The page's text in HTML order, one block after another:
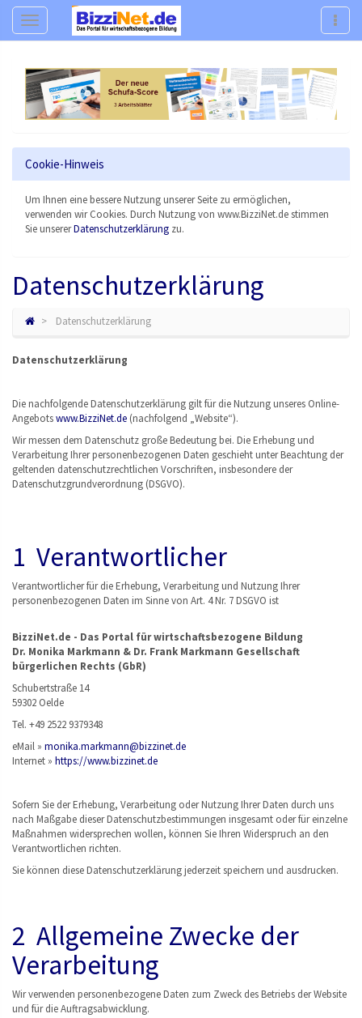
Navigation
Cookie-Hinweis
Um Ihnen eine bessere Nutzung unserer Seite zu ermöglichen,
verwenden wir Cookies. Durch Nutzung von www.BizziNet.de stimmen
Sie unsererDatenschutzerklärung zu.
Datenschutzerklärung
Datenschutzerklärung
Datenschutzerklärung
Die nachfolgende Datenschutzerklärung gilt für die Nutzung unseres Online-
Angebotswww.BizziNet.de (nachfolgend „Website“).
Wir messen dem Datenschutz große Bedeutung bei. Die Erhebung und
Verarbeitung Ihrer personenbezogenen Daten geschieht unter Beachtung der
geltenden datenschutzrechtlichen Vorschriften, insbesondere der
Datenschutzgrundverordnung (DSGVO).
1 Verantwortlicher
Verantwortlicher für die Erhebung, Verarbeitung und Nutzung Ihrer
personenbezogenen Daten im Sinne von Art. 4 Nr. 7 DSGVO ist
BizziNet.de - Das Portal für wirtschaftsbezogene Bildung
Dr. Monika Markmann & Dr. Frank Markmann Gesellschaft
bürgerlichen Rechts (GbR)
Schubertstraße 14
59302 Oelde
Tel. +49 2522 9379348
eMail » monika.markmann@bizzinet.de
Internet » https://www.bizzinet.de
Sofern Sie der Erhebung, Verarbeitung oder Nutzung Ihrer Daten durch uns
nach Maßgabe dieser Datenschutzbestimmungen insgesamt oder für einzelne
Maßnahmen widersprechen wollen, können Sie Ihren Widerspruch an den
Verantwortlichen richten.
Sie können diese Datenschutzerklärung jederzeit speichern und ausdrucken.
2 Allgemeine Zwecke der
Verarbeitung
Wir verwenden personenbezogene Daten zum Zweck des Betriebs der Website
und für die Auftragsabwicklung.